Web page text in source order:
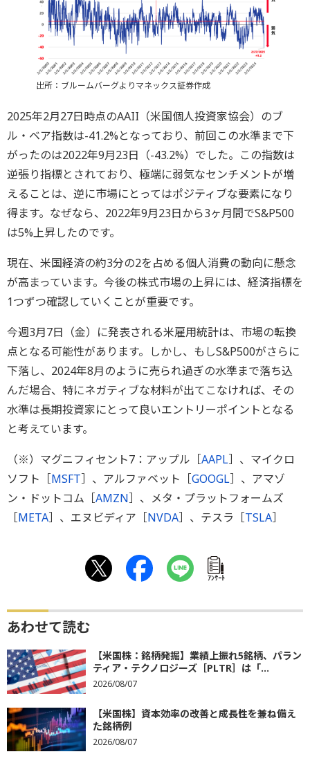
出所：ブルームバーグよりマネックス証券作成
2025年2月27日時点のAAII（米国個人投資家協会）のブ
ル・ベア指数は-41.2%となっており、前回この水準まで下
がったのは2022年9月23日（-43.2%）でした。この指数は
逆張り指標とされており、極端に弱気なセンチメントが増
えることは、逆に市場にとってはポジティブな要素になり
得ます。なぜなら、2022年9月23日から3ヶ月間でS&P500
は5%上昇したのです。
現在、米国経済の約3分の2を占める個人消費の動向に懸念
が高まっています。今後の株式市場の上昇には、経済指標を
1つずつ確認していくことが重要です。
今週3月7日（金）に発表される米雇用統計は、市場の転換
点となる可能性があります。しかし、もしS&P500がさらに
下落し、2024年8月のように売られ過ぎの水準まで落ち込
んだ場合、特にネガティブな材料が出てこなければ、その
水準は長期投資家にとって良いエントリーポイントとなる
と考えています。
（※）マグニフィセント7：アップル［AAPL］、マイクロ
ソフト［MSFT］、アルファベット［GOOGL］、アマゾ
ン・ドットコム［AMZN］、メタ・プラットフォームズ
［META］、エヌビディア［NVDA］、テスラ［TSLA］
ｱﾝｹｰﾄ
あわせて読む
【米国株：銘柄発掘】業績上振れ5銘柄、パラン
ティア・テクノロジーズ［PLTR］は「...
2026/08/07
【米国株】資本効率の改善と成長性を兼ね備え
た銘柄例
2026/08/07